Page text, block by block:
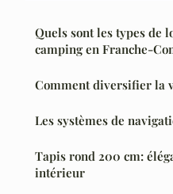
Quels sont les types de
camping en Franche-
Comment diversifier la
Les systèmes de
Tapis rond 200 cm:
intérieur